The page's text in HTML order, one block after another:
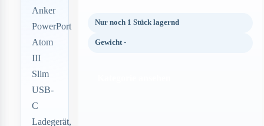
Anker
PowerPort
Atom
III
Slim
USB-
C
Ladegerät,
Nur noch 1 Stück lagernd
Gewicht -